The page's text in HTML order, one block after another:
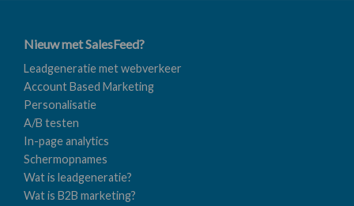
Nieuw met SalesFeed?
Leadgeneratie met webverkeer
Account Based Marketing
Personalisatie
A/B testen
In-page analytics
Schermopnames
Wat is leadgeneratie?
Wat is B2B marketing?